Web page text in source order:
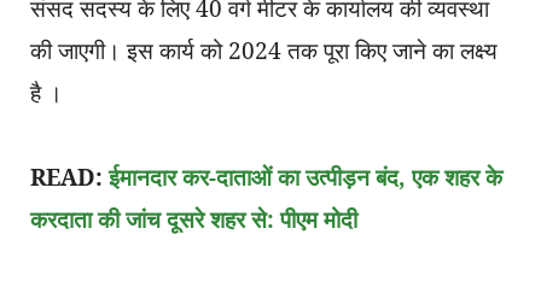
संसद सदस्य के लिए 40 वर्ग मीटर के कार्यालय की व्यवस्था
की जाएगी। इस कार्य को 2024 तक पूरा किए जाने का लक्ष्य
है ।
READ:ईमानदार कर-दाताओं का उत्पीड़न बंद, एक शहर के
करदाता की जांच दूसरे शहर से: पीएम मोदी